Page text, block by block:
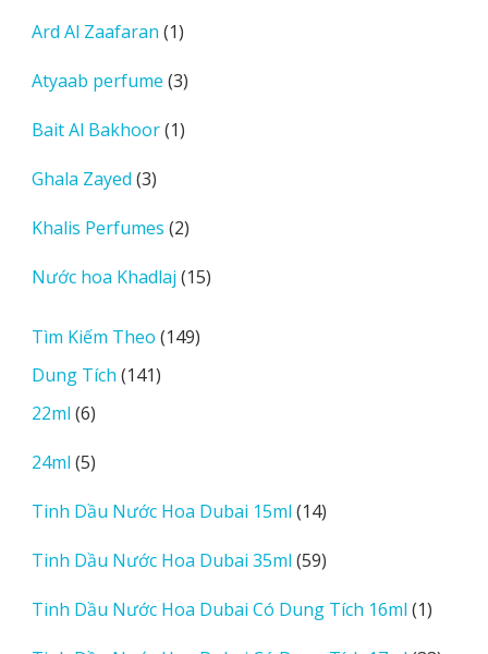
Ard Al Zaafaran 11
phẩm
Atyaab perfume 33
phẩm
Bait Al Bakhoor 11
Ghala Zayed 33
phẩm
Khalis Perfumes 22
phẩm
Nước hoa Khadlaj 1515
Tìm Kiếm Theo 149149
Dung Tích 141141
22ml 66
phẩm
24ml 55
phẩm
Tinh Dầu Nước Hoa Dubai 15ml 1414
phẩm
Tinh Dầu Nước Hoa Dubai 35ml 5959
phẩm
Tinh Dầu Nước Hoa Dubai Có Dung Tích 16ml 11